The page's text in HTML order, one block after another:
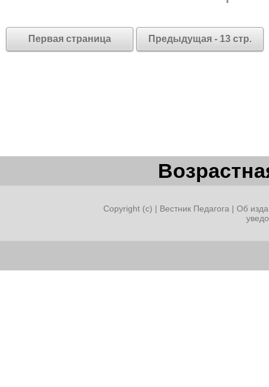
Первая страница Предыдущая - 13 стр.
Copyright (c) | Вестник Педагога | Об